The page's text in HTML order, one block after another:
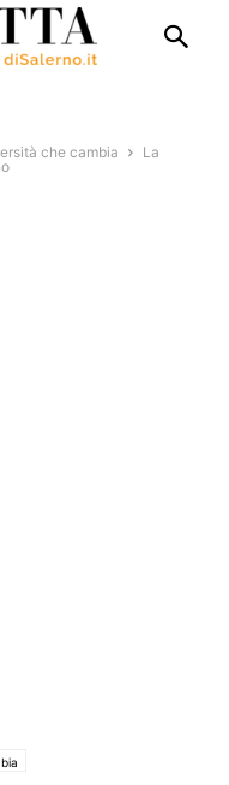
che cambia
La